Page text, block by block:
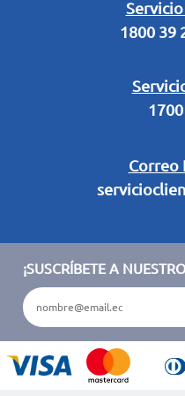
1800 39
Correo
Legal Campaña Produbanco
Términos y condiciones
¡SUSCRÍBETE A